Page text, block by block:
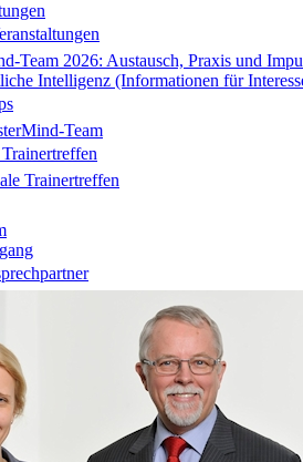
Team 2026: Austausch, Praxis und
Intelligenz (Informationen für
Team
Trainertreffen
Trainertreffen